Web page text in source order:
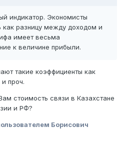
индикатор. Экономисты
как разницу между доходом и
имеет весьма
к величине прибыли.
такие коэффициенты как
проч.
стоимость связи в Казахстане
и РФ?
Борисович